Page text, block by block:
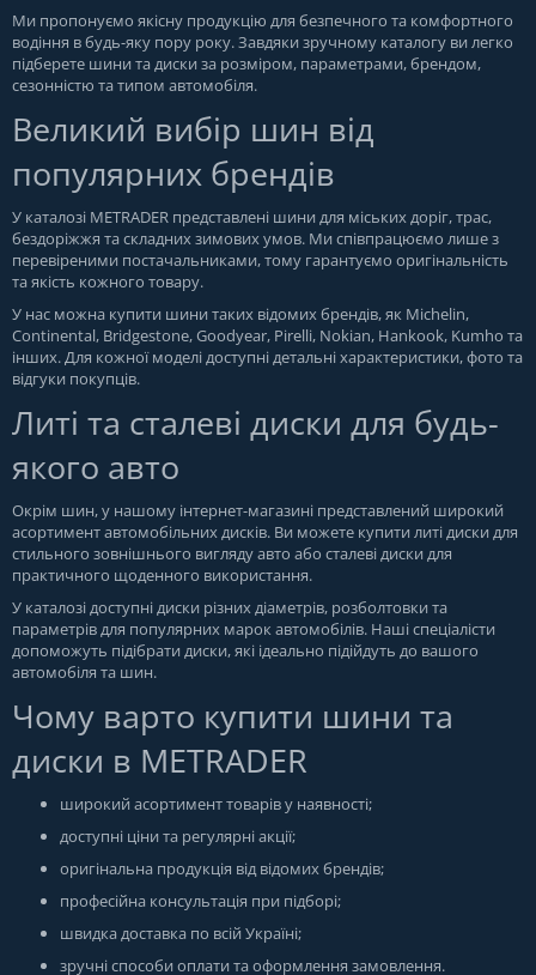
Ми пропонуємо якісну продукцію для безпечного та комфортного
водіння в будь-яку пору року. Завдяки зручному каталогу ви легко
підберете шини та диски за розміром, параметрами, брендом,
сезонністю та типом автомобіля.
Великий вибір шин від
популярних брендів
У каталозі METRADER представлені шини для міських доріг, трас,
бездоріжжя та складних зимових умов. Ми співпрацюємо лише з
перевіреними постачальниками, тому гарантуємо оригінальність
та якість кожного товару.
У нас можна купити шини таких відомих брендів, як Michelin,
Continental, Bridgestone, Goodyear, Pirelli, Nokian, Hankook, Kumho та
інших. Для кожної моделі доступні детальні характеристики, фото та
відгуки покупців.
Литі та сталеві диски для будь-
якого авто
Окрім шин, у нашому інтернет-магазині представлений широкий
асортимент автомобільних дисків. Ви можете купити литі диски для
стильного зовнішнього вигляду авто або сталеві диски для
практичного щоденного використання.
У каталозі доступні диски різних діаметрів, розболтовки та
параметрів для популярних марок автомобілів. Наші спеціалісти
допоможуть підібрати диски, які ідеально підійдуть до вашого
автомобіля та шин.
Чому варто купити шини та
диски в METRADER
широкий асортимент товарів у наявності;
доступні ціни та регулярні акції;
оригінальна продукція від відомих брендів;
професійна консультація при підборі;
швидка доставка по всій Україні;
зручні способи оплати та оформлення замовлення.